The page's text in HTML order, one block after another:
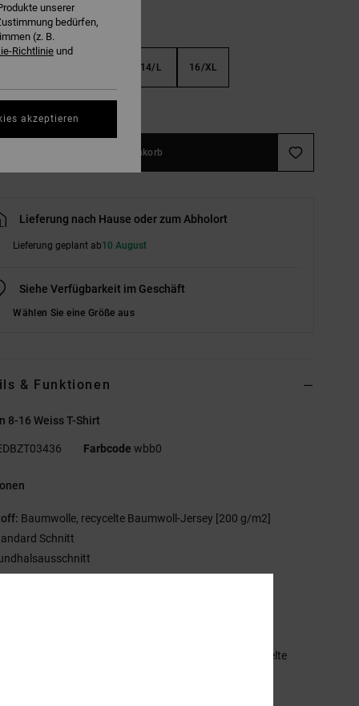
14/L 16/XL
In den Warenkorb
Lieferung nach Hause oder zum Abholort
Lieferung geplant ab10 August
Siehe Verfügbarkeit im Geschäft
Wählen Sie eine Größe aus
& Funktionen
8-16 Weiss T-Shirt
Farbcode wbb0
Baumwolle, recycelte Baumwoll-Jersey [200 g/m2]
Schnitt
[Hauptstoff] 75 % Baumwolle, 25 % recycelte
unserer
bedürfen,
(z. B.
Richtlinie und
akzeptieren